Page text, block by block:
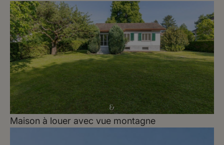
Maison à louer avec vue montagne